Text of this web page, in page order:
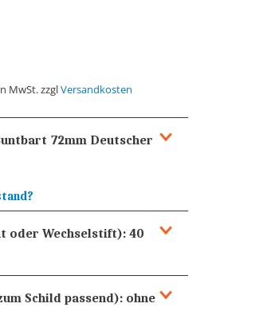
MwSt. zzglVersandkosten
72mm Deutscher
oder Wechselstift): 40
Schild passend): ohne